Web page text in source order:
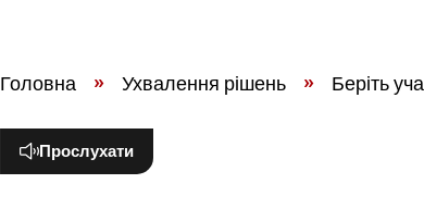
Головна » Ухвалення рішень » Беріть
Прослухати